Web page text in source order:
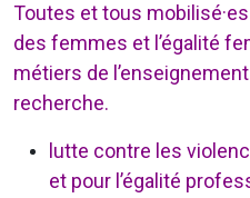
Toutes et tous
des femmes et l’égalité
métiers de
recherche.
lutte contre les
et pour l’égalité